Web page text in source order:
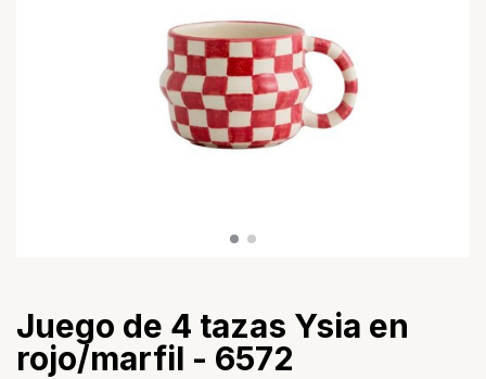
Juego de 4 tazas Ysia en
rojo/marfil - 6572